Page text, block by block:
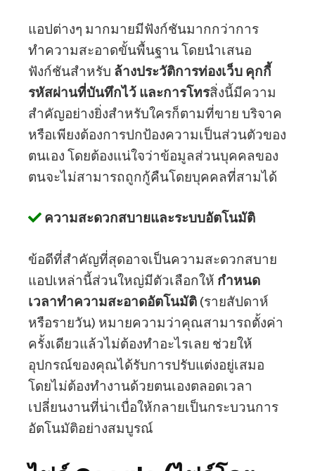
แอปต่างๆ มากมายมีฟังก์ชันมากกว่าการ
ทำความสะอาดขั้นพื้นฐาน โดยนำเสนอ
ฟังก์ชันสำหรับ ล้างประวัติการท่องเว็บ คุกกี้
รหัสผ่านที่บันทึกไว้ และการโทรสิ่งนี้มีความ
สำคัญอย่างยิ่งสำหรับใครก็ตามที่ขาย บริจาค
หรือเพียงต้องการปกป้องความเป็นส่วนตัวของ
ตนเอง โดยต้องแน่ใจว่าข้อมูลส่วนบุคคลของ
ตนจะไม่สามารถถูกกู้คืนโดยบุคคลที่สามได้
ความสะดวกสบายและระบบอัตโนมัติ
ข้อดีที่สำคัญที่สุดอาจเป็นความสะดวกสบาย
แอปเหล่านี้ส่วนใหญ่มีตัวเลือกให้ กำหนด
เวลาทำความสะอาดอัตโนมัติ (รายสัปดาห์
หรือรายวัน) หมายความว่าคุณสามารถตั้งค่า
ครั้งเดียวแล้วไม่ต้องทำอะไรเลย ช่วยให้
อุปกรณ์ของคุณได้รับการปรับแต่งอยู่เสมอ
โดยไม่ต้องทำงานด้วยตนเองตลอดเวลา
เปลี่ยนงานที่น่าเบื่อให้กลายเป็นกระบวนการ
อัตโนมัติอย่างสมบูรณ์